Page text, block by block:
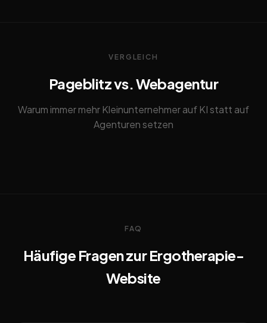
VERGLEICH
Pageblitz vs. Webagentur
Warum immer mehr Kleinunternehmer auf KI statt auf
Agenturen setzen
FAQ
Häufige Fragen zur Ergotherapie-
Website